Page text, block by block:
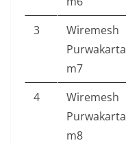
3
Wiremesh
Purwakarta
m7
4
Wiremesh
Purwakarta
m8